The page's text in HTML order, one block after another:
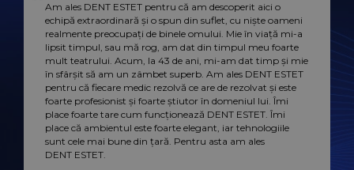
Am ales DENT ESTET pentru că am descoperit aici o
echipă extraordinară și o spun din suflet, cu niște oameni
realmente preocupați de binele omului. Mie în viață mi-a
lipsit timpul, sau mă rog, am dat din timpul meu foarte
mult teatrului. Acum, la 43 de ani, mi-am dat timp și mie
în sfârșit să am un zâmbet superb. Am ales DENT ESTET
pentru că fiecare medic rezolvă ce are de rezolvat și este
foarte profesionist și foarte știutor în domeniul lui. Îmi
place foarte tare cum funcționează DENT ESTET. Îmi
place că ambientul este foarte elegant, iar tehnologiile
sunt cele mai bune din țară. Pentru asta am ales
DENT ESTET.
rutină.